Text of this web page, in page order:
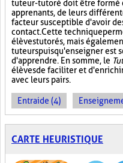
tuteur-tutoré doit être formé
apprenants, de leurs
facteur susceptible d'avoir
contact. Cette technique
élèves tutorés, mais
tuteurs puisqu'enseigner est
d'apprendre. En somme, le
élèves de faciliter et
avec leurs pairs.
Entraide (4)
CARTE HEURISTIQUE